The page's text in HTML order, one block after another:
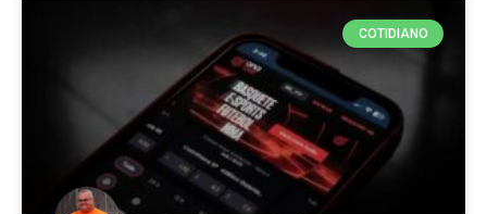
COTIDIANO